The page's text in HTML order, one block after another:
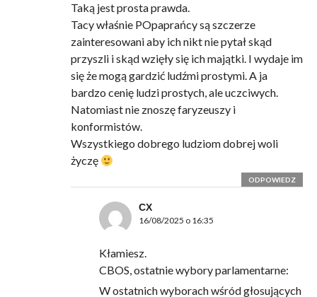
Taką jest prosta prawda.
Tacy właśnie POpaprańcy są szczerze
zainteresowani aby ich nikt nie pytał skąd
przyszli i skąd wzięły się ich majątki. I wydaje im
się że mogą gardzić ludźmi prostymi. A ja
bardzo cenię ludzi prostych, ale uczciwych.
Natomiast nie znoszę faryzeuszy i
konformistów.
Wszystkiego dobrego ludziom dobrej woli
życzę
ODPOWIEDZ
CX
16/08/2025 o 16:35
Kłamiesz.
CBOS, ostatnie wybory parlamentarne:
W ostatnich wyborach wśród głosujących